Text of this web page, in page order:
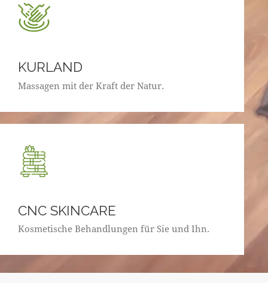
KURLAND
Massagen mit der Kraft der Natur.
CNC SKINCARE
Kosmetische Behandlungen für Sie und Ihn.